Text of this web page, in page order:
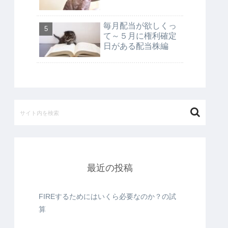
毎月配当が欲しくっ
て～５月に権利確定
日がある配当株編
最近の投稿
FIREするためにはいくら必要なのか？の試
算